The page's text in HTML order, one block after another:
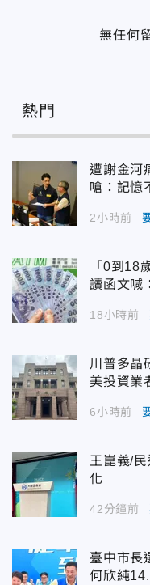
無任何
熱門
遭謝金河
嗆：記憶
2小時前
「0到18
讀函文喊
18小時前
川普多晶
美投資業
6小時前
王崑義/
化
42分鐘前
臺中市長
何欣純